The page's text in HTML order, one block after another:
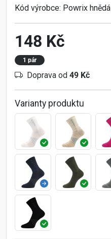
Kód výrobce: Powrix hnědá
148 Kč
1 pár
Doprava od 49 Kč
Varianty produktu